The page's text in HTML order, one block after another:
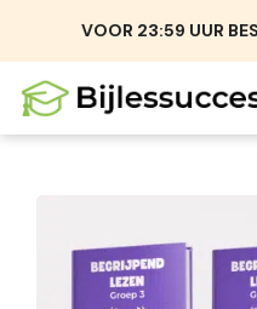
inhoud
VOOR 23:59 UUR